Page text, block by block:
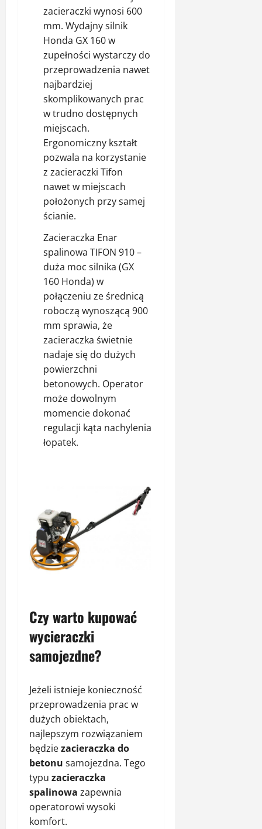
zacieraczki wynosi 600
mm. Wydajny silnik
Honda GX 160 w
zupełności wystarczy do
przeprowadzenia nawet
najbardziej
skomplikowanych prac
w trudno dostępnych
miejscach.
Ergonomiczny kształt
pozwala na korzystanie
z zacieraczki Tifon
nawet w miejscach
położonych przy samej
ścianie.
Zacieraczka Enar
spalinowa TIFON 910–
duża moc silnika (GX
160 Honda) w
połączeniu ze średnicą
roboczą wynoszącą 900
mm sprawia, że
zacieraczka świetnie
nadaje się do dużych
powierzchni
betonowych. Operator
może dowolnym
momencie dokonać
regulacji kąta nachylenia
łopatek.
Czy warto kupować
wycieraczki
samojezdne?
Jeżeli istnieje konieczność
przeprowadzenia prac w
dużych obiektach,
najlepszym rozwiązaniem
będziezacieraczka do
betonu samojezdna. Tego
typu zacieraczka
spalinowa zapewnia
operatorowi wysoki
komfort.